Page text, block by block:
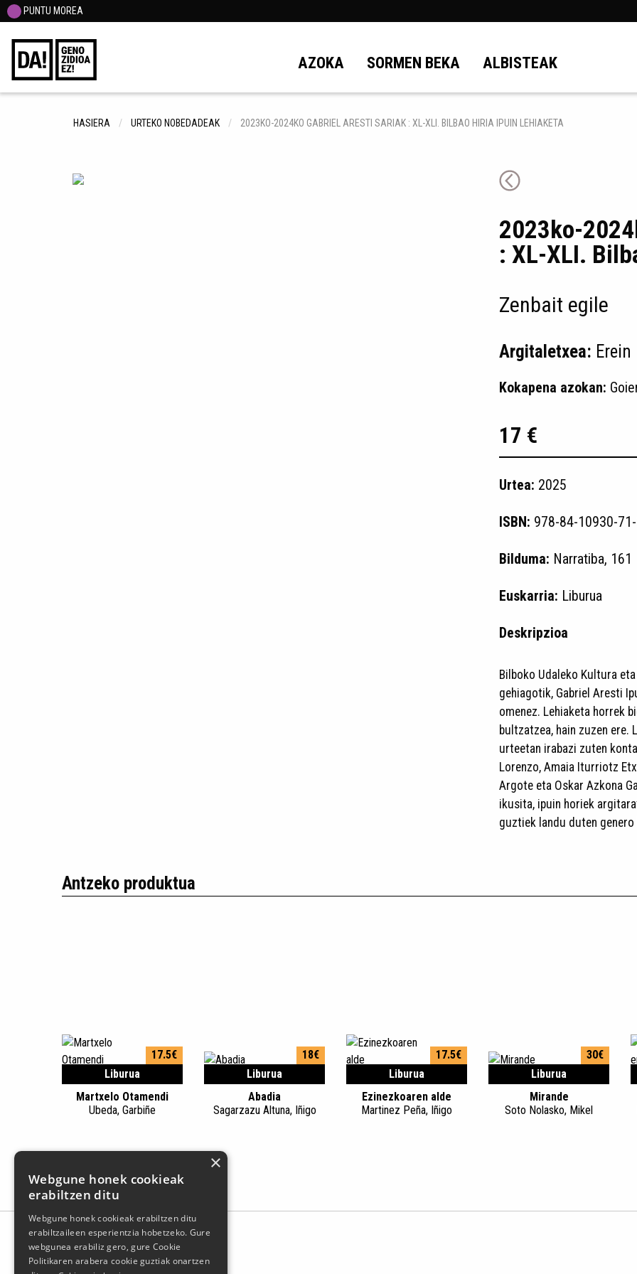
PUNTU MOREA
AZOKA SORMEN BEKA ALBISTEAK
HASIERA URTEKO NOBEDADEAK 2023KO-2024KO GABRIEL ARESTI SARIAK : XL-XLI. BILBAO HIRIA IPUIN LEHIAKETA
2023ko-
: XL-XLI.
Zenbait egile
Argitaletxea: Erein
Kokapena azokan:
17 €
Urtea: 2025
ISBN: 978-84-10930-
Bilduma: Narratiba, 161
Euskarria: Liburua
Deskripzioa
Bilboko Udaleko Kultura
gehiagotik, Gabriel Aresti
omenez. Lehiaketa horrek
bultzatzea, hain zuzen ere.
urteetan irabazi zuten
Lorenzo, Amaia Iturriotz
Argote eta Oskar Azkona
ikusita, ipuin horiek
guztiek landu duten genero
Antzeko produktua
Liburua
17.5€
Martxelo Otamendi
Ubeda, Garbiñe
Liburua
18€
Abadia
Sagarzazu Altuna, Iñigo
Liburua
17.5€
Ezinezkoaren alde
Martinez Peña, Iñigo
Liburua
30€
Mirande
Soto Nolasko, Mikel
×
Webgune honek cookieak
erabiltzen ditu
Webgune honek cookieak erabiltzen ditu
erabiltzaileen esperientzia hobetzeko. Gure
webgunea erabiliz gero, gure Cookie
Politikaren arabera cookie guztiak onartzen